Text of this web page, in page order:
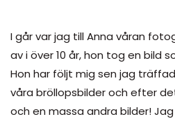
I går var jag till Anna våran
av i över 10 år, hon tog en bild
Hon har följt mig sen jag
våra bröllopsbilder och efter
och en massa andra bilder!